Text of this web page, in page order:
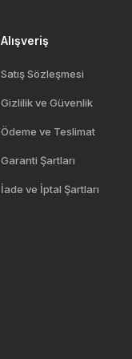
Alışveriş
Satış Sözleşmesi
Gizlilik ve Güvenlik
Ödeme ve Teslimat
Garanti Şartları
İade ve İptal Şartları